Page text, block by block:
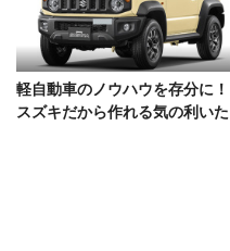
軽自動車のノウハウを存分に！
スズキだから作れる気の利いた